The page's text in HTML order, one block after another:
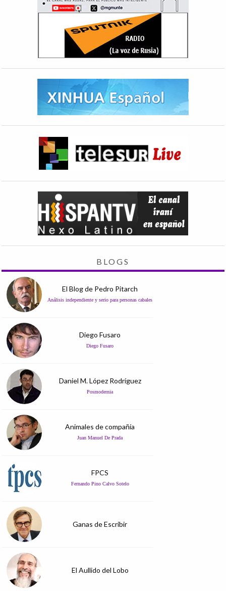
BLOGS
El Blog de Pedro Pitarch
Análisis independiente y serio para personas cabales
Diego Fusaro
Diego Fusaro
Daniel M. López Rodríguez
Posmodernia
Animales de compañía
Juan Manuel De Prada
FPCS
Fernando Pino Calvo Sotelo
Ganas de Escribir
El Aullido del Lobo